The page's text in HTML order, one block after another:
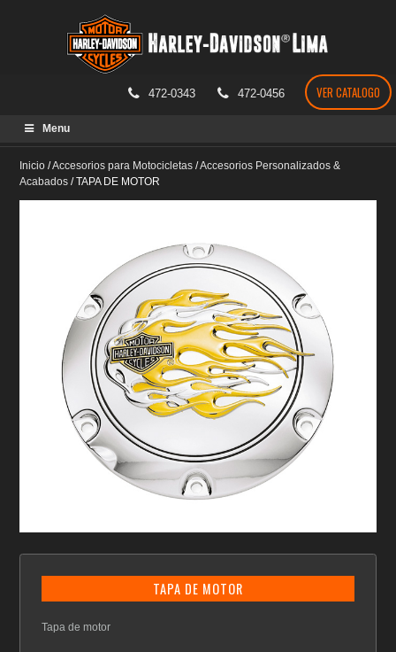
472-0343 472-0456 VER CATALOGO
Menu
Inicio /Accesorios para Motocicletas /Accesorios Personalizados &
Acabados /TAPA DE MOTOR
TAPA DE MOTOR
Tapa de motor